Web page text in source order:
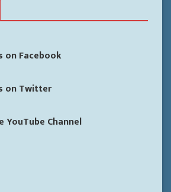
on Facebook
on Twitter
YouTube Channel